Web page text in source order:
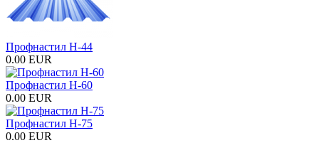
Профнастил H-44
0.00 EUR
Профнастил H-60
0.00 EUR
Профнастил Н-75
0.00 EUR